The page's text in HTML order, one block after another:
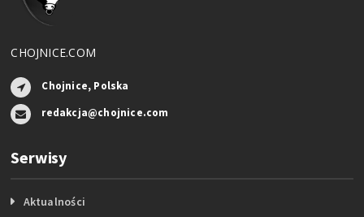
CHOJNICE.COM
Chojnice, Polska
redakcja@chojnice.com
Serwisy
Aktualności